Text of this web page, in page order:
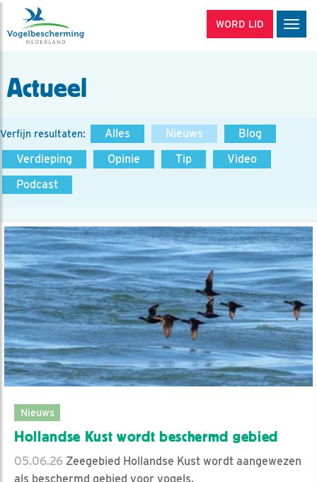
WORD LID
Actueel
Verfijn resultaten: Alles Nieuws
Blog
Verdieping
Opinie Tip
Video
Podcast
Nieuws
Hollandse Kust wordt beschermd gebied
05.06.26 Zeegebied Hollandse Kust wordt aangewezen
als beschermd gebied voor vogels.